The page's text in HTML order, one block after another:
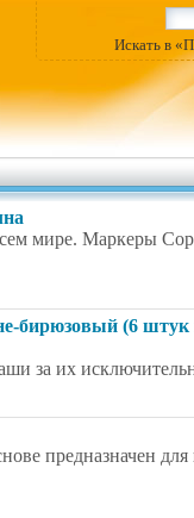
Искать в
мире. Маркеры
бирюзовый (6 штук
за их
предназначен для